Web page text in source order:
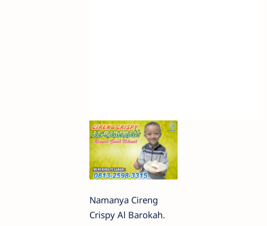
Namanya Cireng
Crispy Al Barokah.